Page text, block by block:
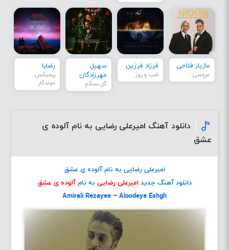
مازیار فلاحی
عروسی
فرزاد فرزین
شب و روز
سهیل
مهرزادگان
گل سنگم
رضایا
ریمیکس
موندگار
دانلود آهنگ امیرعلی رضایی به نام آلوده ی
عشق
امیرعلی رضایی به نام آلوده ی عشق
دانلود آهنگ جدید امیرعلی رضایی به نامآلوده ی عشق
Amirali Rezayee – Aloodeye Eshgh